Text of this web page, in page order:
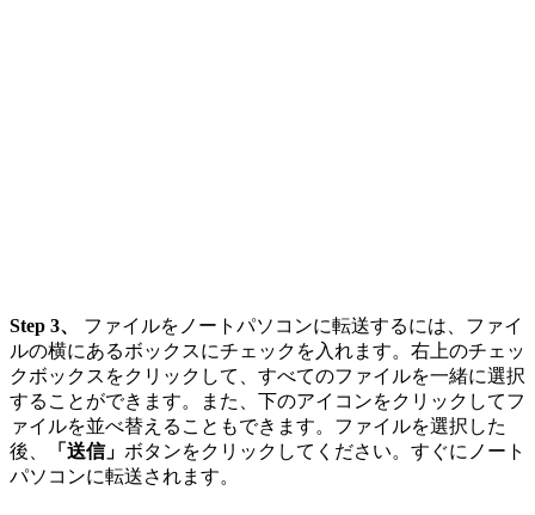
Step 3、 ファイルをノートパソコンに転送するには、ファイ
ルの横にあるボックスにチェックを入れます。右上のチェッ
クボックスをクリックして、すべてのファイルを一緒に選択
することができます。また、下のアイコンをクリックしてフ
ァイルを並べ替えることもできます。ファイルを選択した
後、
「送信」 ボタンをクリックしてください。すぐにノート
パソコンに転送されます。